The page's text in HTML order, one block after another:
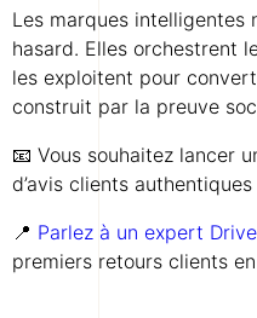
Les marques intelligentes
hasard. Elles orchestrent
les exploitent pour
construit par la preuve
📧 Vous souhaitez lancer
d’avis clients authentiques
📍 Parlez à un expert
premiers retours clients